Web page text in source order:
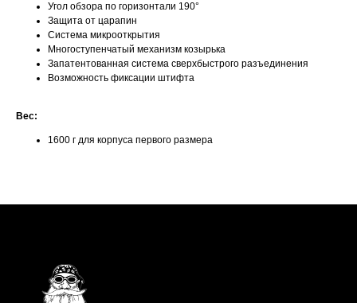
Угол обзора по горизонтали 190°
Защита от царапин
Система микрооткрытия
Многоступенчатый механизм козырька
Запатентованная система сверхбыстрого разъединения
Возможность фиксации штифта
Вес:
1600 г для корпуса первого размера